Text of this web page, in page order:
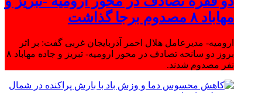
مهاباد ۸ مصدوم برجا گذاشت
ارومیه- مدیرعامل هلال احمر آذربایجان غربی گفت: بر اثر
بروز دو سانحه تصادف در محور ارومیه- تبریز و جاده مهاباد ۸
نفر مصدوم شدند.